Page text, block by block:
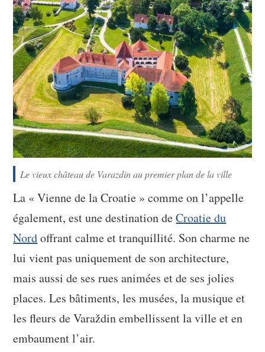
Le vieux château de Varazdin au premier plan de la ville
La « Vienne de la Croatie » comme on l’appelle
également, est une destination deCroatie du
Nordoffrant calme et tranquillité. Son charme ne
lui vient pas uniquement de son architecture,
mais aussi de ses rues animées et de ses jolies
places. Les bâtiments, les musées, la musique et
les fleurs de Varaždin embellissent la ville et en
embaument l’air.